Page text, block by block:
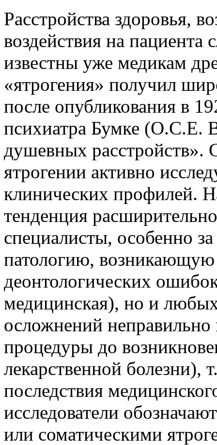
Расстройства здоровья,
воздействия на пациента
известны уже медикам
«ятрогения» получил
после опубликования в
психиатра Бумке (О.С.Е.
душевных расстройств».
ятрогении активно
клинических профилей.
тенденция
специалисты, особенно
патологию, возникающую
деонтологических
медицинская), но и
осложнений
процедуры до
лекарственной болезни),
последствия
исследователи
или соматическими